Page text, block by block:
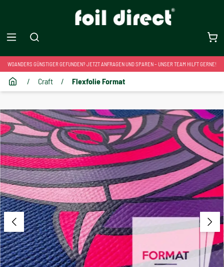
WOANDERS GÜNSTIGER GEFUNDEN? JETZT ANFRAGEN UND SPAREN – UNSER TEAM HILFT GERNE!
/ Craft / Flexfolie Format